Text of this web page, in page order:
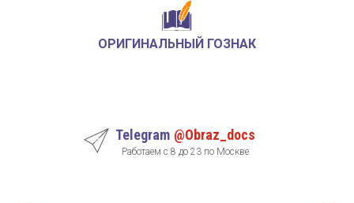
ОРИГИНАЛЬНЫЙ ГОЗНАК
Telegram @Obraz_docs
Работаем с 8 до 23 по Москве